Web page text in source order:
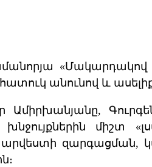
«Մակարդակով
անունով և
Ամիրխանյանը,
միշտ
արվեստի զարգացման,